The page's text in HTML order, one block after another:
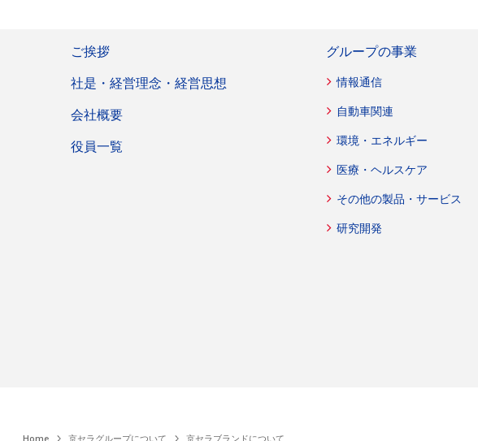
ご挨拶
社是・経営理念・経営思想
会社概要
役員一覧
グループの事業
情報通信
自動車関連
環境・エネルギー
医療・ヘルスケア
その他の製品・サービス
研究開発
Home 京セラグループについて 京セラブランドについて